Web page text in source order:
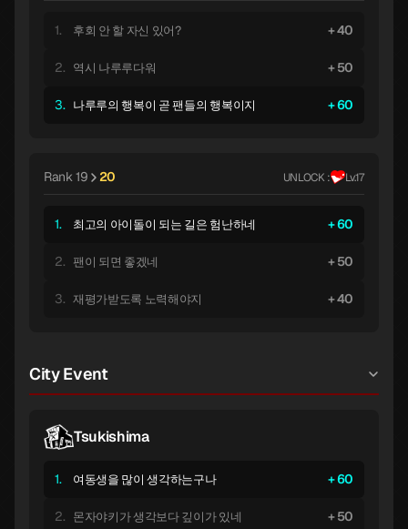
1. 후회 안 할 자신 있어? 40
2. 역시 나루루다워 50
3. 나루루의 행복이 곧 팬들의 행복이지 60
Rank 19 20 UNLOCK : Lv.17
1. 최고의 아이돌이 되는 길은 험난하네 60
2. 팬이 되면 좋겠네 50
3. 재평가받도록 노력해야지 40
City Event
Tsukishima
1. 여동생을 많이 생각하는구나 60
2. 몬자야키가 생각보다 깊이가 있네 50